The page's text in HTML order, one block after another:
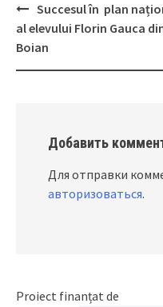
Post
navigation
Succesul în plan
al elevului Florin Gauca
Boian
Добавить
Для отправки
авторизоваться.
Proiect finanțat de